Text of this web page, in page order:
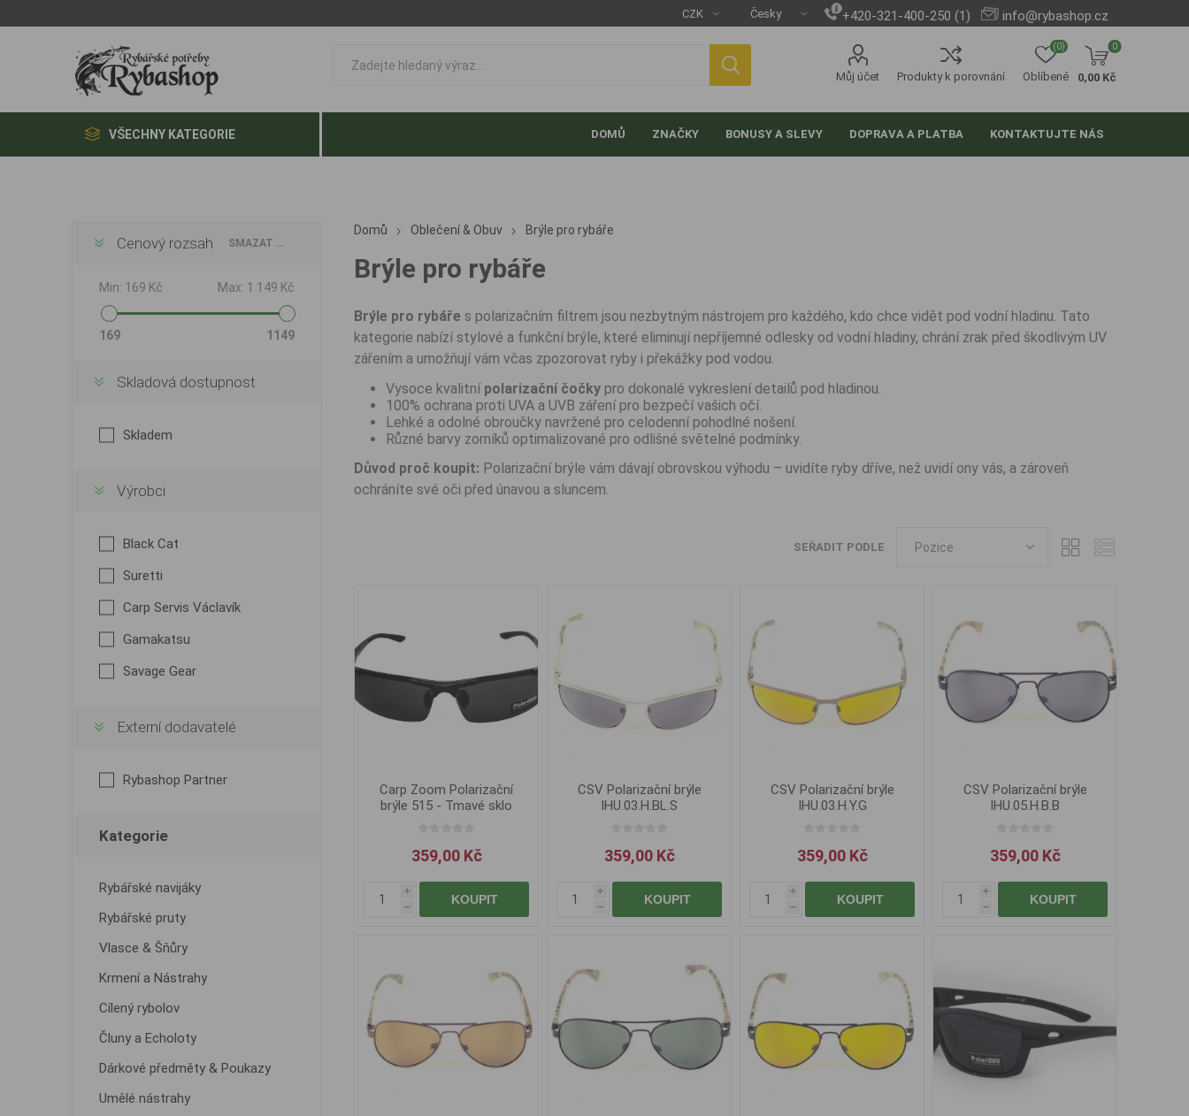
+420-321-400-250 (1) info@rybashop.cz
Můj účet Produkty k porovnání Oblíbené
(0) 0
0,00 Kč
VŠECHNY KATEGORIE DOMŮ ZNAČKY BONUSY A SLEVY DOPRAVA A PLATBA KONTAKTUJTE NÁS
Domů Oblečení & Obuv Brýle pro rybáře
Brýle pro rybáře
Brýle pro rybáře s polarizačním filtrem jsou nezbytným nástrojem pro každého, kdo chce vidět pod vodní hladinu. Tato
kategorie nabízí stylové a funkční brýle, které eliminují nepříjemné odlesky od vodní hladiny, chrání zrak před škodlivým UV
zářením a umožňují vám včas zpozorovat ryby i překážky pod vodou.
Vysoce kvalitní polarizační čočkypro dokonalé vykreslení detailů pod hladinou.
100% ochrana proti UVA a UVB záření pro bezpečí vašich očí.
Lehké a odolné obroučky navržené pro celodenní pohodlné nošení.
Různé barvy zorníků optimalizované pro odlišné světelné podmínky.
Důvod proč koupit: Polarizační brýle vám dávají obrovskou výhodu – uvidíte ryby dříve, než uvidí ony vás, a zároveň
ochráníte své oči před únavou a sluncem.
SEŘADIT PODLE
Carp Zoom Polarizační
brýle 515 - Tmavé sklo
359,00 Kč
i
h
KOUPIT
CSV Polarizační brýle
IHU.03.H.BL.S
359,00 Kč
i
h
KOUPIT
CSV Polarizační brýle
IHU.03.H.Y.G
359,00 Kč
i
h
KOUPIT
CSV Polarizační brýle
IHU.05.H.B.B
359,00 Kč
i
h
KOUPIT
SMAZAT VŠE
Cenový rozsah
Min: 169 Kč Max: 1 149 Kč
169 1149
Skladová dostupnost
Skladem
Výrobci
Black Cat
Suretti
Carp Servis Václavík
Gamakatsu
Savage Gear
Externí dodavatelé
Rybashop Partner
Kategorie
Rybářské navijáky
Rybářské pruty
Vlasce & Šňůry
Krmení a Nástrahy
Cílený rybolov
Čluny a Echoloty
Dárkové předměty & Poukazy
Umělé nástrahy